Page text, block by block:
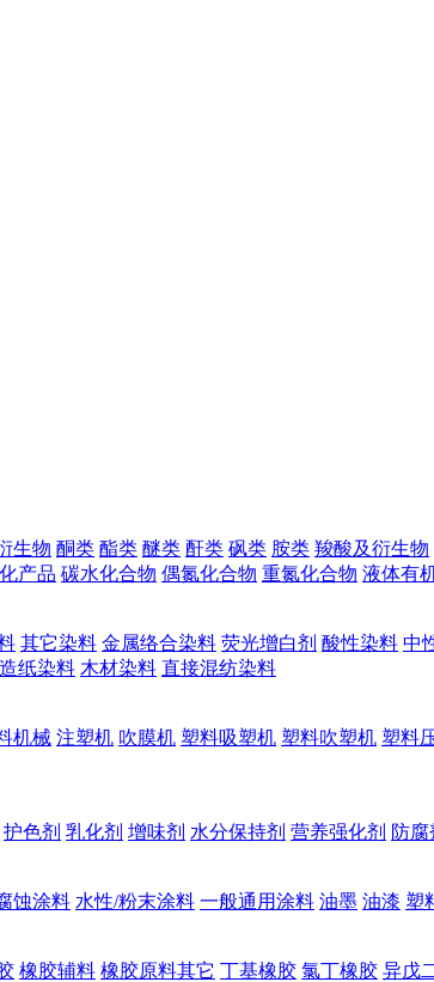
生物 酮类 酯类 醚类 酐类 砜类 胺类 羧酸及衍生物
产品 碳水化合物 偶氮化合物 重氮化合物 液体有
其它染料 金属络合染料 荧光增白剂 酸性染料 中
造纸染料 木材染料 直接混纺染料
机械 注塑机 吹膜机 塑料吸塑机 塑料吹塑机 塑料
护色剂 乳化剂 增味剂 水分保持剂 营养强化剂 防腐
蚀涂料 水性/粉末涂料 一般通用涂料 油墨 油漆 塑
橡胶辅料 橡胶原料其它 丁基橡胶 氯丁橡胶 异戊